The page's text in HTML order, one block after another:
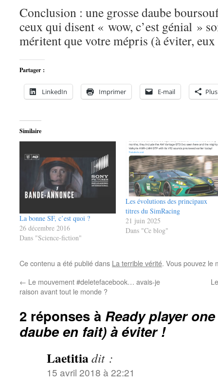
Conclusion : une grosse daube
ceux qui disent « wow, c’est génial »
méritent que votre mépris (à éviter, eux
Partager :
LinkedIn Imprimer E-mail Plus
Similaire
La bonne SF, c’est quoi ?
26 décembre 2016
Dans "Science-fiction"
Les évolutions des principaux
titres du SimRacing
21 juin 2025
Dans "Ce blog"
Ce contenu a été publié dans La terrible vérité. Vous pouvez le
← Le mouvement #deletefacebook… avais-je
raison avant tout le monde ?
2 réponses à Ready player
daube en fait) à éviter !
Laetitiadit :
15 avril 2018 à 22:21